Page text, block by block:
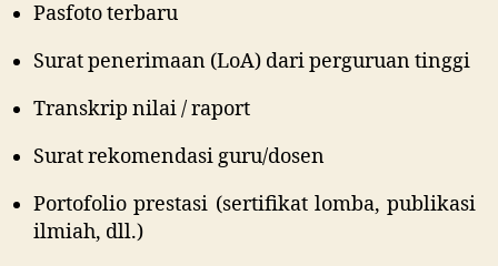
Pasfoto terbaru
Surat penerimaan (LoA) dari perguruan tinggi
Transkrip nilai / raport
Surat rekomendasi guru/dosen
Portofolio prestasi (sertifikat lomba, publikasi
ilmiah, dll.)